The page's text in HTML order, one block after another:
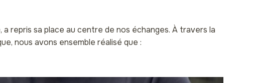
repris sa place au centre de nos échanges. À travers la
nous avons ensemble réalisé que :